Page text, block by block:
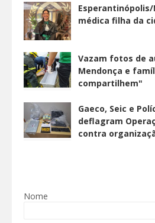
médica filha da
Vazam fotos de
Mendonça e
compartilhem"
Gaeco, Seic e
deflagram
contra
Nome